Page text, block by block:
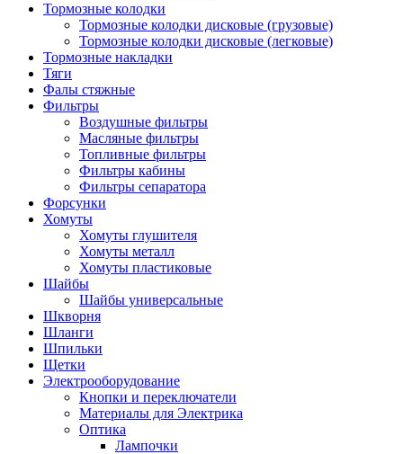
Тормозные колодки
Тормозные колодки дисковые (грузовые)
Тормозные колодки дисковые (легковые)
Тормозные накладки
Тяги
Фалы стяжные
Фильтры
Воздушные фильтры
Масляные фильтры
Топливные фильтры
Фильтры кабины
Фильтры сепаратора
Форсунки
Хомуты
Хомуты глушителя
Хомуты металл
Хомуты пластиковые
Шайбы
Шайбы универсальные
Шкворня
Шланги
Шпильки
Щетки
Электрооборудование
Кнопки и переключатели
Материалы для Электрика
Оптика
Лампочки